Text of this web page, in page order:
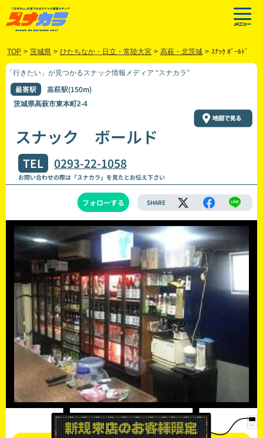
TOP > 茨城県 > ひたちなか・日立・常陸大宮 > 高萩・北茨城 > ｽﾅｯｸ ﾎﾞｰﾙﾄﾞ
「行きたい」が見つかるスナック情報メディア “スナカラ”
最寄駅 高萩駅(150m)
茨城県高萩市東本町2-4
スナック ボールド
TEL 0293-22-1058
お問い合わせの際は「スナカラ」を見たとお伝え下さい
フォローする SHARE